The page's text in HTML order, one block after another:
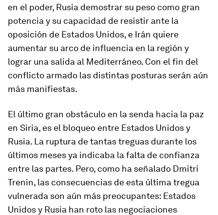
en el poder, Rusia demostrar su peso como gran
potencia y su capacidad de resistir ante la
oposición de Estados Unidos, e Irán quiere
aumentar su arco de influencia en la región y
lograr una salida al Mediterráneo. Con el fin del
conflicto armado las distintas posturas serán aún
más manifiestas.
El último gran obstáculo en la senda hacia la paz
en Siria, es el bloqueo entre Estados Unidos y
Rusia. La ruptura de tantas treguas durante los
últimos meses ya indicaba la falta de confianza
entre las partes. Pero, como ha señalado Dmitri
Trenin, las consecuencias de esta última tregua
vulnerada son aún más preocupantes: Estados
Unidos y Rusia han roto las negociaciones